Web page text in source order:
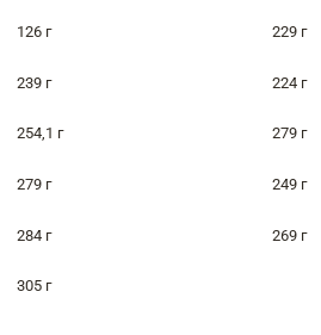
126 г 229 г
239 г 224 г
254,1 г 279 г
279 г 249 г
284 г 269 г
305 г